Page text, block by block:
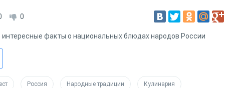
0
интересные факты о национальных блюдах народов России
Россия Народные традиции Кулинария